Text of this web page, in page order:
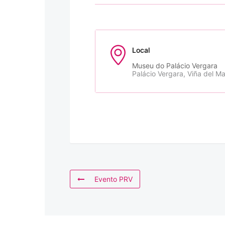
Local
Museu do Palácio Vergara
Palácio Vergara, Viña del
Evento PRV